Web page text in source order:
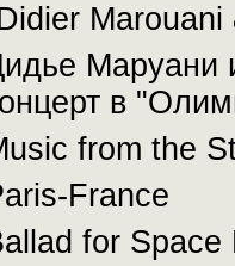
Маруани
в
from the
France
for Space